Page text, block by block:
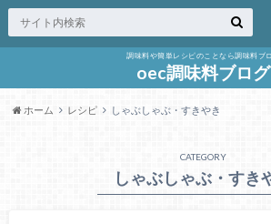
調味料や簡単レシピのことなら調味料ブ
oec調味料ブログ
ホーム レシピ しゃぶしゃぶ・すきやき
CATEGORY
しゃぶしゃぶ・すき